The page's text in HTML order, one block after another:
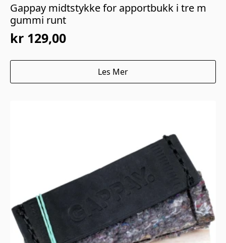
Gappay midtstykke for apportbukk i tre m
gummi runt
kr 129,00
Les Mer